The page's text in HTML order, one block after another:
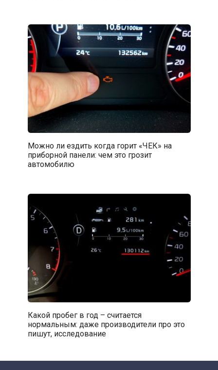
Можно ли ездить когда горит «ЧЕК» на
приборной панели: чем это грозит
автомобилю
Какой пробег в год – считается
нормальным: даже производители про это
пишут, исследование